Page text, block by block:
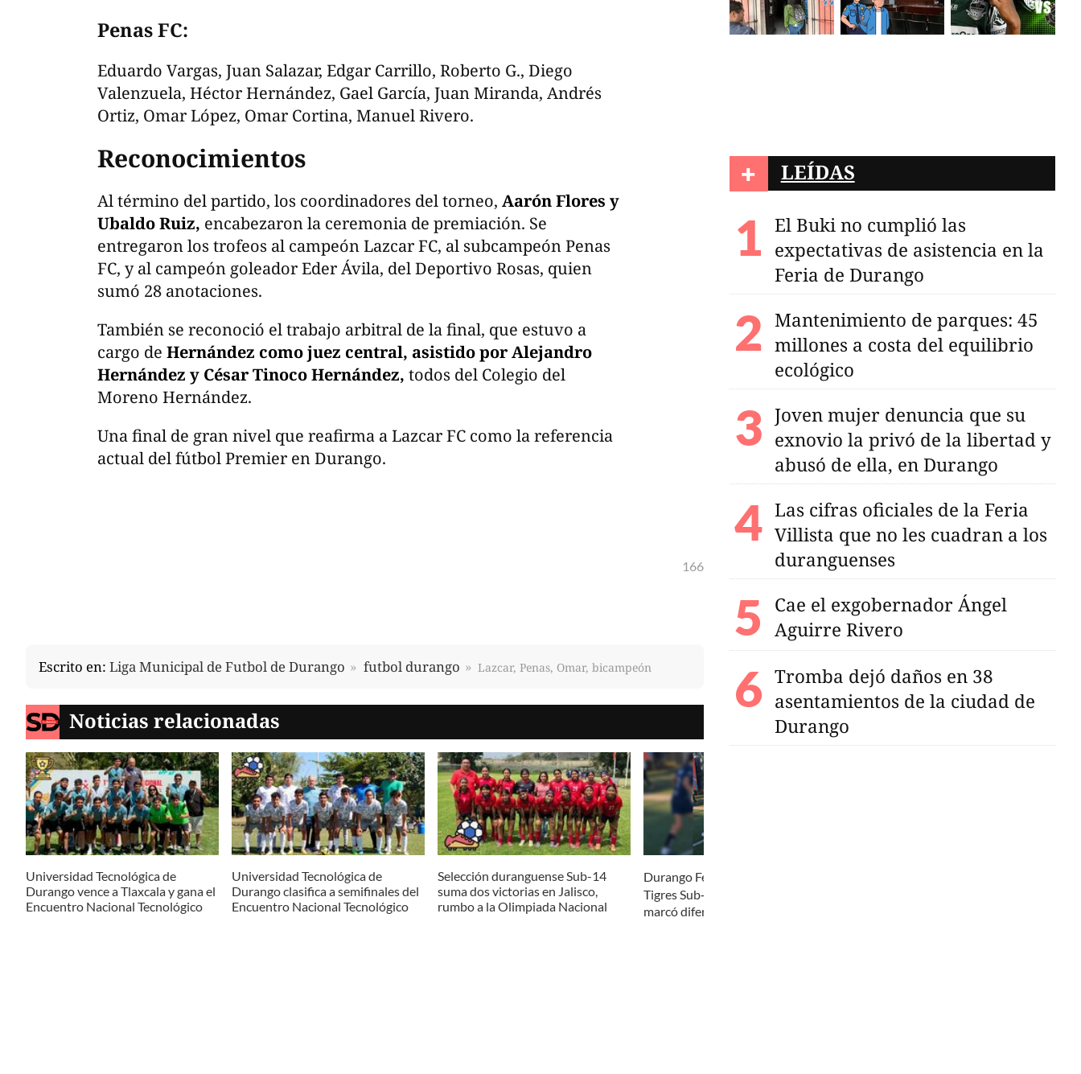
Penas FC:
Eduardo Vargas, Juan Salazar, Edgar Carrillo, Roberto G., Diego
Valenzuela, Héctor Hernández, Gael García, Juan Miranda, Andrés
Ortiz, Omar López, Omar Cortina, Manuel Rivero.
Reconocimientos
Al término del partido, los coordinadores del torneo, Aarón Flores y
Ubaldo Ruiz, encabezaron la ceremonia de premiación. Se
entregaron los trofeos al campeón Lazcar FC, al subcampeón Penas
FC, y al campeón goleador Eder Ávila, del Deportivo Rosas, quien
sumó 28 anotaciones.
También se reconoció el trabajo arbitral de la final, que estuvo a
cargo de Hernández como juez central, asistido por Alejandro
Hernández y César Tinoco Hernández, todos del Colegio del
Moreno Hernández.
Una final de gran nivel que reafirma a Lazcar FC como la referencia
actual del fútbol Premier en Durango.
166
Escrito en: Liga Municipal de Futbol de Durango futbol durango Lazcar, Penas, Omar, bicampeón
Noticias relacionadas
Universidad Tecnológica de
Durango vence a Tlaxcala y gana el
Encuentro Nacional Tecnológico
Universidad Tecnológica de
Durango clasifica a semifinales del
Encuentro Nacional Tecnológico
Selección duranguense Sub-14
suma dos victorias en Jalisco,
rumbo a la Olimpiada Nacional
Durango Femenil cae 2‑0 ante
Tigres Sub‑19 en un amistoso que
marcó diferencias puntuales
+ LEÍDAS
El Buki no cumplió las
expectativas de asistencia en la
Feria de Durango
Mantenimiento de parques: 45
millones a costa del equilibrio
ecológico
Joven mujer denuncia que su
exnovio la privó de la libertad y
abusó de ella, en Durango
Las cifras oficiales de la Feria
Villista que no les cuadran a los
duranguenses
Cae el exgobernador Ángel
Aguirre Rivero
Tromba dejó daños en 38
asentamientos de la ciudad de
Durango